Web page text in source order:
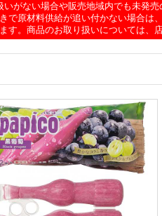
がない場合や販売地域内でも未発売
で原材料供給が追い付かない場合は
す。商品のお取り扱いについては、